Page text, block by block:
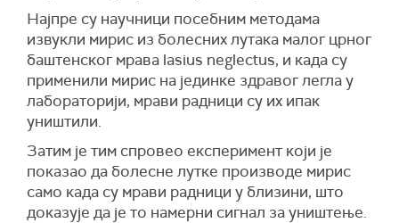
Најпре су научници посебним методама
извукли мирис из болесних лутака малог црног
баштенског мрава lasius neglectus, и када су
применили мирис на јединке здравог легла у
лабораторији, мрави радници су их ипак
уништили.
Затим је тим спровео експеримент који је
показао да болесне лутке производе мирис
само када су мрави радници у близини, што
доказује да је то намерни сигнал за уништење.